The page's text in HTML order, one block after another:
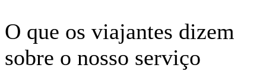
O que os viajantes dizem
sobre o nosso serviço